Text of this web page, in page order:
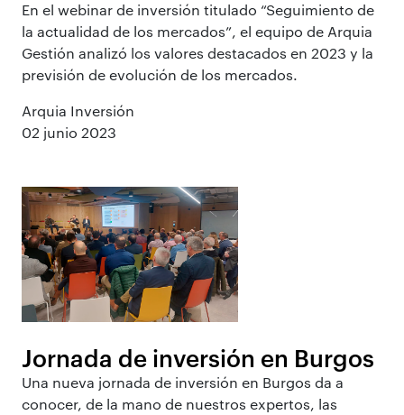
En el webinar de inversión titulado “Seguimiento de
la actualidad de los mercados”, el equipo de Arquia
Gestión analizó los valores destacados en 2023 y la
previsión de evolución de los mercados.
Arquia Inversión
02 junio 2023
Jornada de inversión en Burgos
Una nueva jornada de inversión en Burgos da a
conocer, de la mano de nuestros expertos, las